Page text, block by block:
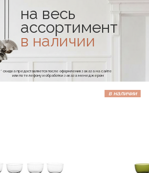
в наличии
на весь
ассортимент
в наличии
* скидка предоставляется после оформления заказа на сайте
или по телефону и обработки заказа менеджером